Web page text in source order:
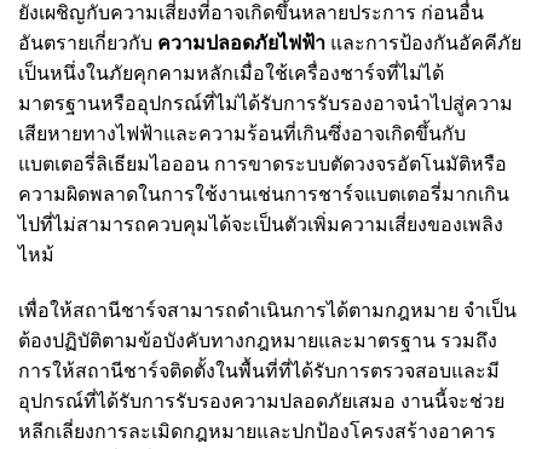
ยังเผชิญกับความเสี่ยงที่อาจเกิดขึ้นหลายประการ ก่อนอื่น
อันตรายเกี่ยวกับ ความปลอดภัยไฟฟ้า และการป้องกันอัคคีภัย
เป็นหนึ่งในภัยคุกคามหลักเมื่อใช้เครื่องชาร์จที่ไม่ได้
มาตรฐานหรืออุปกรณ์ที่ไม่ได้รับการรับรองอาจนำไปสู่ความ
เสียหายทางไฟฟ้าและความร้อนที่เกินซึ่งอาจเกิดขึ้นกับ
แบตเตอรี่ลิเธียมไอออน การขาดระบบตัดวงจรอัตโนมัติหรือ
ความผิดพลาดในการใช้งานเช่นการชาร์จแบตเตอรี่มากเกิน
ไปที่ไม่สามารถควบคุมได้จะเป็นตัวเพิ่มความเสี่ยงของเพลิง
ไหม้
เพื่อให้สถานีชาร์จสามารถดำเนินการได้ตามกฎหมาย จำเป็น
ต้องปฏิบัติตามข้อบังคับทางกฎหมายและมาตรฐาน รวมถึง
การให้สถานีชาร์จติดตั้งในพื้นที่ที่ได้รับการตรวจสอบและมี
อุปกรณ์ที่ได้รับการรับรองความปลอดภัยเสมอ งานนี้จะช่วย
หลีกเลี่ยงการละเมิดกฎหมายและปกป้องโครงสร้างอาคาร